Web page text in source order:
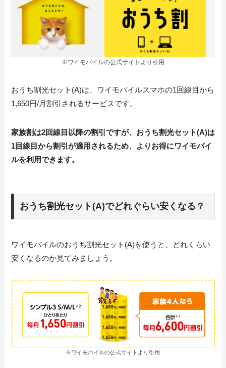
※ワイモバイルの公式サイトより引用
おうち割光セット(A)は、ワイモバイルスマホの1回線目から
1,650円/月割引されるサービスです。
家族割は2回線目以降の割引ですが、おうち割光セット(A)は
1回線目から割引が適用されるため、よりお得にワイモバイ
ルを利用できます。
おうち割光セット(A)でどれぐらい安くなる？
ワイモバイルのおうち割光セット(A)を使うと、どれくらい
安くなるのか見てみましょう。
※ワイモバイルの公式サイトより引用